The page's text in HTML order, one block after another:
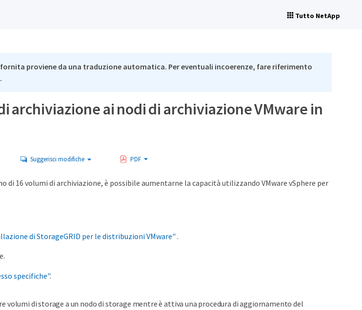
Tutto NetApp
proviene da una traduzione automatica. Per eventuali incoerenze, fare riferimento
archiviazione ai nodi di archiviazione VMware in
Suggerisci modifiche PDF
di 16 volumi di archiviazione, è possibile aumentarne la capacità utilizzando VMware vSphere per
di StorageGRID per le distribuzioni VMware".
specifiche".
volumi di storage a un nodo di storage mentre è attiva una procedura di aggiornamento del